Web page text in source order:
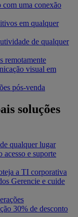
com uma conexão
em qualquer
de qualquer
remotamente
visual em
pós-venda
soluções
qualquer lugar
acesso e suporte
a TI corporativa
Gerencie e cuide
30% de desconto